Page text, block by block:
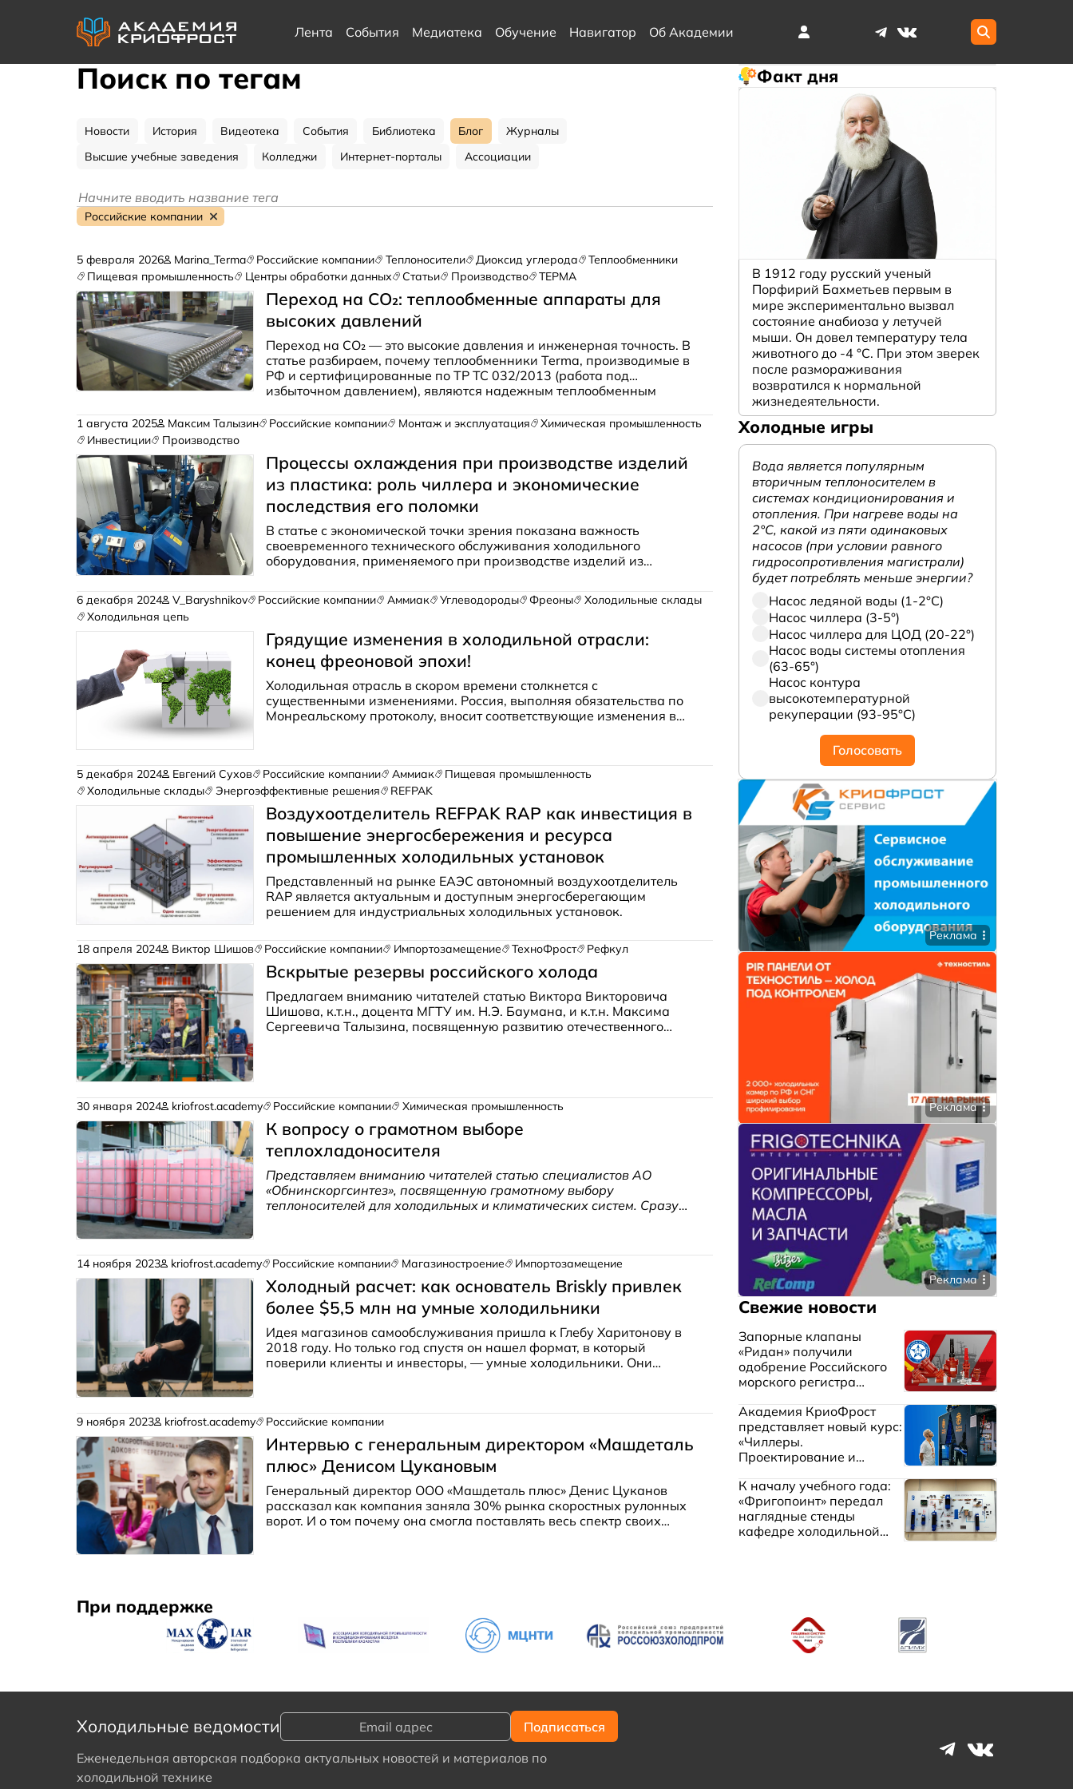
Лента События Медиатека Обучение Навигатор Об Академии
Поиск по тегам
Новости История Видеотека События Библиотека Блог
Журналы
Высшие учебные заведения
Колледжи Интернет-порталы Ассоциации
Российские компании
5 февраля 2026 Marina_Terma Российские компании Теплоносители Диоксид углерода
Теплообменники
Пищевая промышленность
Центры обработки данных Статьи Производство ТЕРМА
Переход на CO₂: теплообменные аппараты для
высоких давлений
Переход на CO₂ — это высокие давления и инженерная точность. В
статье разбираем, почему теплообменники Terma, производимые в
РФ и сертифицированные по ТР ТС 032/2013 (работа под
избыточном давлением), являются надежным теплообменным
1 августа 2025 Максим Талызин Российские компании Монтаж и эксплуатация
Химическая промышленность
Инвестиции
Производство
Процессы охлаждения при производстве изделий
из пластика: роль чиллера и экономические
последствия его поломки
В статье с экономической точки зрения показана важность
своевременного технического обслуживания холодильного
оборудования, применяемого при производстве изделий из
6 декабря 2024 V_Baryshnikov Российские компании Аммиак Углеводороды Фреоны
Холодильные склады
Холодильная цепь
Грядущие изменения в холодильной отрасли:
конец фреоновой эпохи!
Холодильная отрасль в скором времени столкнется с
существенными изменениями. Россия, выполняя обязательства по
Монреальскому протоколу, вносит соответствующие изменения в
Групп».
5 декабря 2024 Евгений Сухов Российские компании Аммиак
Пищевая промышленность
Холодильные склады
Энергоэффективные решения REFPAK
Воздухоотделитель REFPAK RAP как инвестиция в
повышение энергосбережения и ресурса
промышленных холодильных установок
Представленный на рынке ЕАЭС автономный воздухоотделитель
RAP является актуальным и доступным энергосберегающим
решением для индустриальных холодильных установок.
18 апреля 2024 Виктор Шишов Российские компании Импортозамещение ТехноФрост Рефкул
Вскрытые резервы российского холода
Предлагаем вниманию читателей статью Виктора Викторовича
Шишова, к.т.н., доцента МГТУ им. Н.Э. Баумана, и к.т.н. Максима
Сергеевича Талызина, посвященную развитию отечественного
на 100% и число заказов продолжает расти, в связи с чем идет
активное наращивание производственных мощностей. Об это и не
только, читайте в статье.
30 января 2024 kriofrost.academy Российские компании Химическая промышленность
К вопросу о грамотном выборе
теплохладоносителя
Представляем вниманию читателей статью специалистов АО
«Обнинскоргсинтез», посвященную грамотному выбору
теплоносителей для холодильных и климатических систем. Сразу
некачественного товара. А ГОСТы, регламентирующие технические
требования низкозамерзающих составов и охлаждающих
жидкостей, разработаны еще в советское время и в них попросту
отсутствует ряд показателей, манипуляции с которыми и позволяют
меркантильным производителям насыщать рынок некачественной
продукцией.
14 ноября 2023 kriofrost.academy Российские компании Магазиностроение Импортозамещение
Холодный расчет: как основатель Briskly привлек
более $5,5 млн на умные холодильники
Идея магазинов самообслуживания пришла к Глебу Харитонову в
2018 году. Но только год спустя он нашел формат, в который
поверили клиенты и инвесторы, — умные холодильники. Они
выручку до 209 млн рублей, к концу 2023-го предприниматель
планирует удвоить показатель. Что обеспечило проекту
динамичный рост?
9 ноября 2023 kriofrost.academy Российские компании
Интервью с генеральным директором «Машдеталь
плюс» Денисом Цукановым
Генеральный директор ООО «Машдеталь плюс» Денис Цуканов
рассказал как компания заняла 30% рынка скоростных рулонных
ворот. И о том почему она смогла поставлять весь спектр своих
Факт дня
В 1912 году русский ученый
Порфирий Бахметьев первым в
мире экспериментально вызвал
состояние анабиоза у летучей
мыши. Он довел температуру тела
животного до -4 °C. При этом зверек
после размораживания
возвратился к нормальной
жизнедеятельности.
Холодные игры
Вода является популярным
вторичным теплоносителем в
системах кондиционирования и
отопления. При нагреве воды на
2°С, какой из пяти одинаковых
насосов (при условии равного
гидросопротивления магистрали)
будет потреблять меньше энергии?
Насос ледяной воды (1-2°С)
Насос чиллера (3-5°)
Насос чиллера для ЦОД (20-22°)
Насос воды системы отопления
(63-65°)
Насос контура
высокотемпературной
рекуперации (93-95°С)
Голосовать
Реклама
Реклама
Реклама
Свежие новости
Запорные клапаны
«Ридан» получили
одобрение Российского
морского регистра
Академия КриоФрост
представляет новый курс:
«Чиллеры.
Проектирование и
охлаждения жидкостей»
К началу учебного года:
«Фригопоинт» передал
наглядные стенды
кафедре холодильной
При поддержке
Холодильные ведомости
Еженедельная авторская подборка актуальных новостей и материалов по
холодильной технике